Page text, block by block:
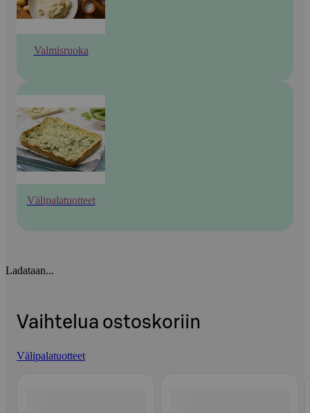
Valmisruoka
Välipalatuotteet
Ladataan...
Vaihtelua ostoskoriin
Välipalatuotteet